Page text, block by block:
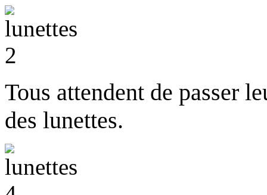
Tous attendent de passer
des lunettes.